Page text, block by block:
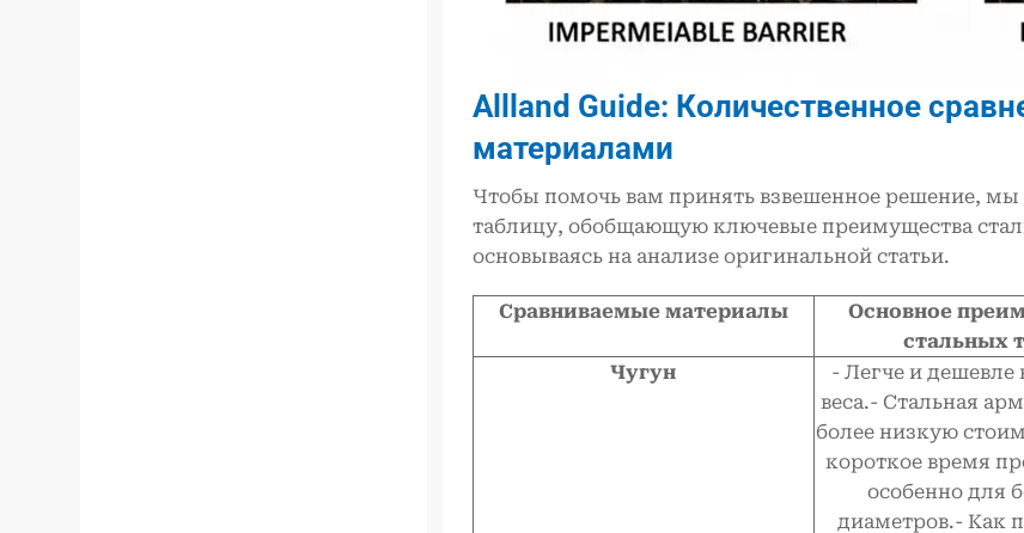
Allland Guide: Количественное
материалами
Чтобы помочь вам принять взвешенное решение, мы
таблицу, обобщающую ключевые преимущества
основываясь на анализе оригинальной статьи.
Сравниваемые материалы
Основное
стальных
Чугун
- Легче и дешевле
веса.- Стальная
более низкую
короткое время
особенно для
диаметров.- Как